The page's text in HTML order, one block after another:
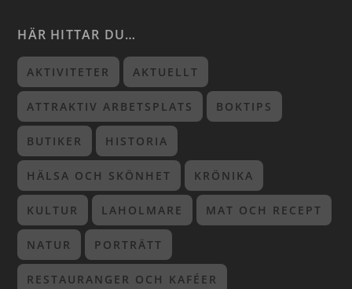
HÄR HITTAR DU…
AKTIVITETER AKTUELLT
ATTRAKTIV ARBETSPLATS BOKTIPS
BUTIKER HISTORIA
HÄLSA OCH SKÖNHET KRÖNIKA
KULTUR LAHOLMARE MAT OCH RECEPT
NATUR PORTRÄTT
RESTAURANGER OCH KAFÉER